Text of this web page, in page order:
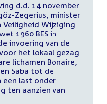
d.d. 14 november
Zegerius, minister
Veiligheid Wijziging
1960 BES in
invoering van de
het lokaal gezag
lichamen Bonaire,
Saba tot de
een last onder
ten aanzien van